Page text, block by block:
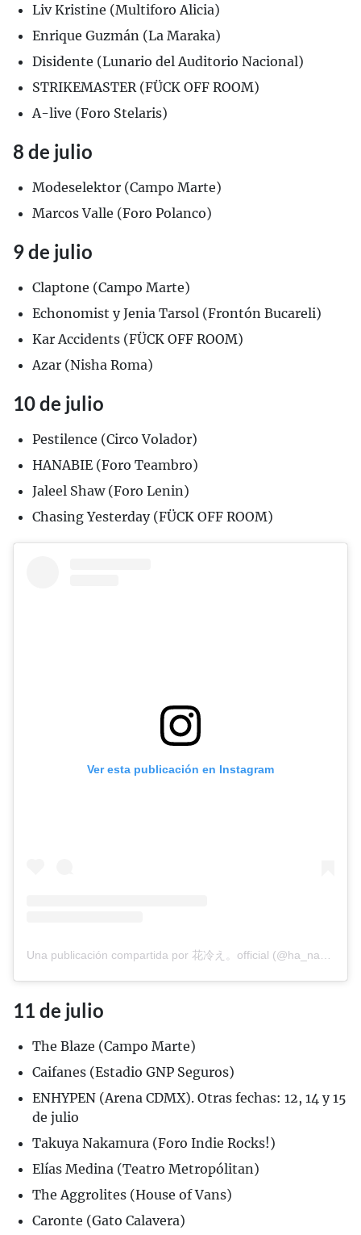
Liv Kristine (Multiforo Alicia)
Enrique Guzmán (La Maraka)
Disidente (Lunario del Auditorio Nacional)
STRIKEMASTER (FÜCK OFF ROOM)
A-live (Foro Stelaris)
8 de julio
Modeselektor (Campo Marte)
Marcos Valle (Foro Polanco)
9 de julio
Claptone (Campo Marte)
Echonomist y Jenia Tarsol (Frontón Bucareli)
Kar Accidents (FÜCK OFF ROOM)
Azar (Nisha Roma)
10 de julio
Pestilence (Circo Volador)
HANABIE (Foro Teambro)
Jaleel Shaw (Foro Lenin)
Chasing Yesterday (FÜCK OFF ROOM)
Ver esta publicación en Instagram
11 de julio
The Blaze (Campo Marte)
Caifanes (Estadio GNP Seguros)
ENHYPEN (Arena CDMX). Otras fechas: 12, 14 y 15
de julio
Takuya Nakamura (Foro Indie Rocks!)
Elías Medina (Teatro Metropólitan)
The Aggrolites (House of Vans)
Caronte (Gato Calavera)